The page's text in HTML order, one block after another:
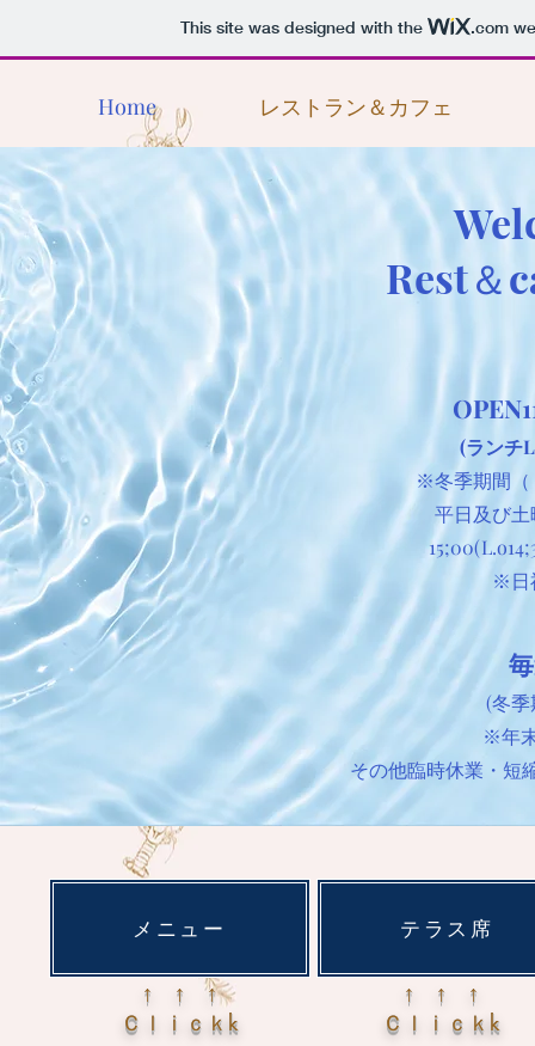
This site was designed with the .com
Home レストラン＆カフェ
Rest＆
(ランチ
※冬季期間（
平日及び
15;00(L.o
※日
(冬
※年
その他臨時休業・短
メニュー
↑ ↑ ↑
​Ｃｌｉｃｋk
テラス席
↑ ↑ ↑
​Ｃｌｉｃｋk